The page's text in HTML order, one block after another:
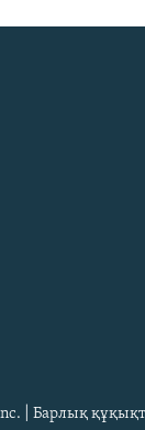
| Барлық